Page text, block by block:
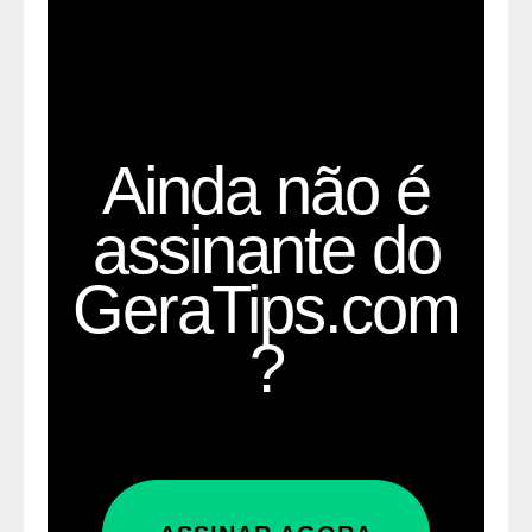
Ainda não é
assinante do
GeraTips.com
?